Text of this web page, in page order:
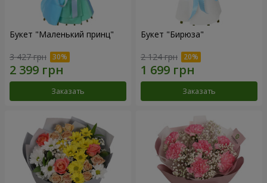
Букет "Маленький принц"
3 427 грн
Заказать
Букет "Бирюза"
2 124 грн
Заказать